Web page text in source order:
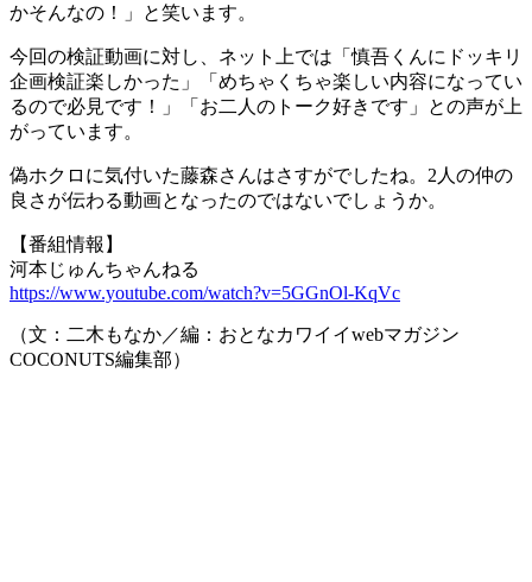
かそんなの！」と笑います。
今回の検証動画に対し、ネット上では「慎吾くんにドッキリ
企画検証楽しかった」「めちゃくちゃ楽しい内容になってい
るので必見です！」「お二人のトーク好きです」との声が上
がっています。
偽ホクロに気付いた藤森さんはさすがでしたね。2人の仲の
良さが伝わる動画となったのではないでしょうか。
【番組情報】
河本じゅんちゃんねる
https://www.youtube.com/watch?v=5GGnOl-KqVc
（文：二木もなか／編：おとなカワイイwebマガジン
COCONUTS編集部）